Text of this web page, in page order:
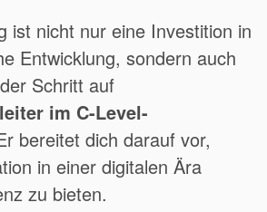
ist nicht nur eine Investition in
Entwicklung, sondern auch
Schritt auf
im C-Level-
bereitet dich darauf vor,
in einer digitalen Ära
zu bieten.